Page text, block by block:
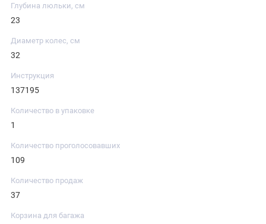
Глубина люльки, см
23
Диаметр колес, см
32
Инструкция
137195
Количество в упаковке
1
Количество проголосовавших
109
Количество продаж
37
Корзина для багажа